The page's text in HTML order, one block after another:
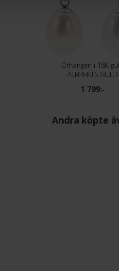
Örhängen i 18K
ALBREKTS GULD
1 799:-
Andra köpte